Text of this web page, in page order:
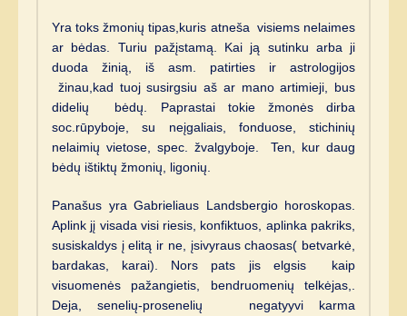
Yra toks žmonių tipas,kuris atneša visiems nelaimes
ar bėdas. Turiu pažįstamą. Kai ją sutinku arba ji
duoda žinią, iš asm. patirties ir astrologijos
žinau,kad tuoj susirgsiu aš ar mano artimieji, bus
didelių bėdų. Paprastai tokie žmonės dirba
soc.rūpyboje, su neįgaliais, fonduose, stichinių
nelaimių vietose, spec. žvalgyboje. Ten, kur daug
bėdų ištiktų žmonių, ligonių.
Panašus yra Gabrieliaus Landsbergio horoskopas.
Aplink jį visada visi riesis, konfiktuos, aplinka pakriks,
susiskaldys į elitą ir ne, įsivyraus chaosas( betvarkė,
bardakas, karai). Nors pats jis elgsis kaip
visuomenės pažangietis, bendruomenių telkėjas,.
Deja, senelių-prosenelių negatyyvi karma